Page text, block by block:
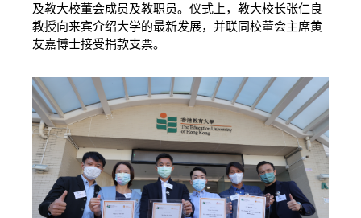
及教大校董会成员及教职员。仪式上，教大校长张仁良
教授向来宾介绍大学的最新发展，并联同校董会主席黄
友嘉博士接受捐款支票。